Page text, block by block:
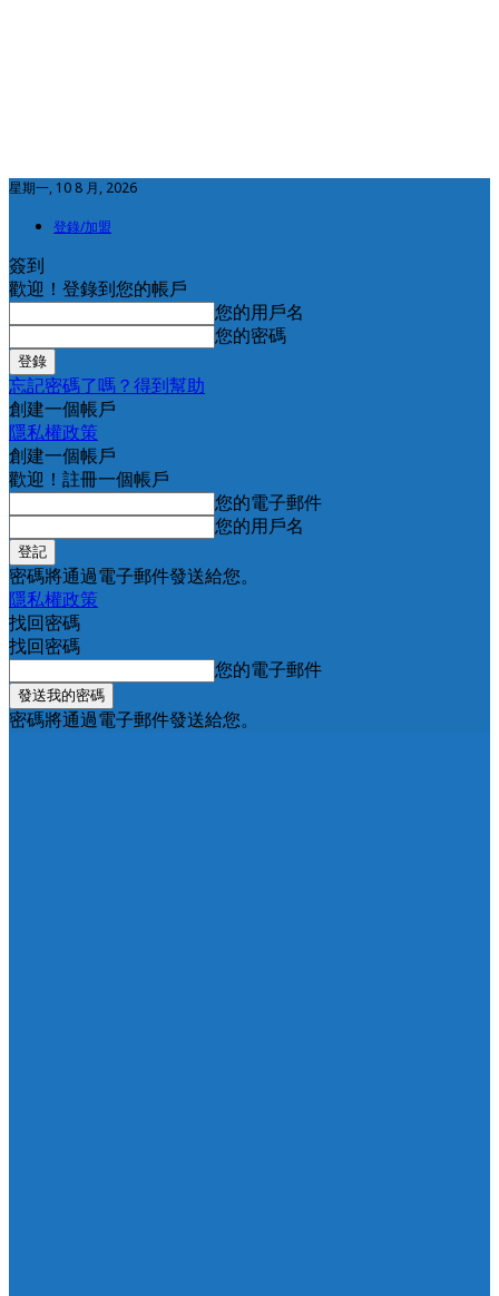
星期一, 10 8 月, 2026
登錄/加盟
簽到
歡迎！登錄到您的帳戶
您的用戶名
您的密碼
忘記密碼了嗎？得到幫助
創建一個帳戶
隱私權政策
創建一個帳戶
歡迎！註冊一個帳戶
您的電子郵件
您的用戶名
密碼將通過電子郵件發送給您。
隱私權政策
找回密碼
找回密碼
您的電子郵件
密碼將通過電子郵件發送給您。